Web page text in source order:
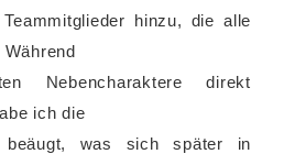
hinzu, die alle
Nebencharaktere direkt
ich die
beäugt, was sich später in